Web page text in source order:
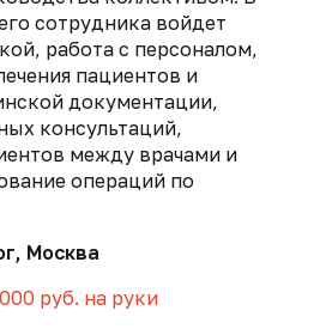
сотрудника войдет
работа с персоналом,
пациентов и
документации,
консультаций,
между врачами и
операций по
Москва
руб. на руки